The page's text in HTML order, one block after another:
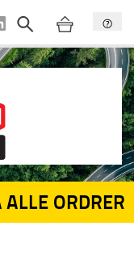
ORDRER